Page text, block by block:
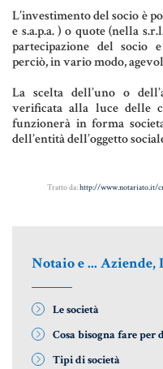
MATERIALE GIURIDICO
RISORSE GIURIDICHE
USUFRUTTO
DETRAZIONI 36-41-50 %
INDICI E TASSI
TARSU
TASSAZIONE ATTI
L’investimento del socio è
e s.a.p.a. ) o quote (nella
partecipazione del socio
perciò, in vario modo,
La scelta dell’uno o
verificata alla luce delle
funzionerà in forma
dell’entità dell’oggetto
Tratto da:http://www.notariato.it/
Notaio e ... Aziende,
Le società
Cosa bisogna fare per
Tipi di società